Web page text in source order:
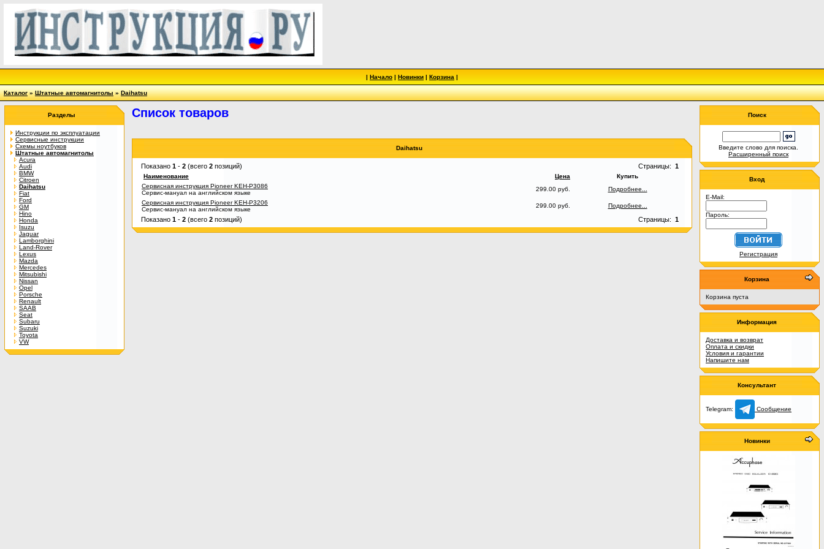
| Начало | Новинки | Корзина |
Каталог»Штатные автомагнитолы»Daihatsu
Разделы
Инструкции по эксплуатации
Сервисные инструкции
Схемы ноутбуков
Штатные автомагнитолы
Acura
Audi
BMW
Citroen
Daihatsu
Fiat
Ford
GM
Hino
Honda
Isuzu
Jaguar
Lamborghini
Land-Rover
Lexus
Mazda
Mercedes
Mitsubishi
Nissan
Opel
Porsche
Renault
SAAB
Seat
Subaru
Suzuki
Toyota
VW
Список товаров
Daihatsu
Показано 1 - 2 (всего 2 позиций) Страницы: 1
Наименование Цена
Купить
Сервисная инструкция Pioneer KEH-P3086
Сервис-мануал на английском языке
299.00 руб.
Подробнее...
Сервисная инструкция Pioneer KEH-P3206
Сервис-мануал на английском языке
299.00 руб. Подробнее...
Показано 1 - 2 (всего 2 позиций) Страницы: 1
Поиск
Введите слово для поиска.
Расширенный поиск
Вход
E-Mail:
Пароль:
Регистрация
Корзина
Корзина пуста
Информация
Доставка и возврат
Оплата и скидки
Условия и гарантии
Напишите нам
Консультант
Telegram: Сообщение
Новинки